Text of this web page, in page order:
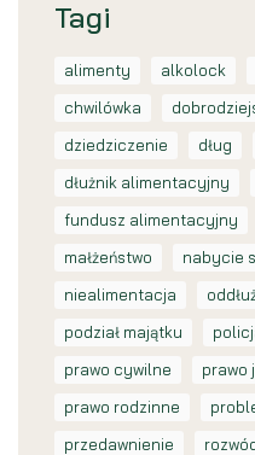
Tagi
alimenty alkolock
chwilówka
dziedziczenie
dług
dłużnik alimentacyjny
fundusz alimentacyjny
małżeństwo
nabycie
niealimentacja
podział majątku
prawo cywilne
prawo
prawo rodzinne
przedawnienie